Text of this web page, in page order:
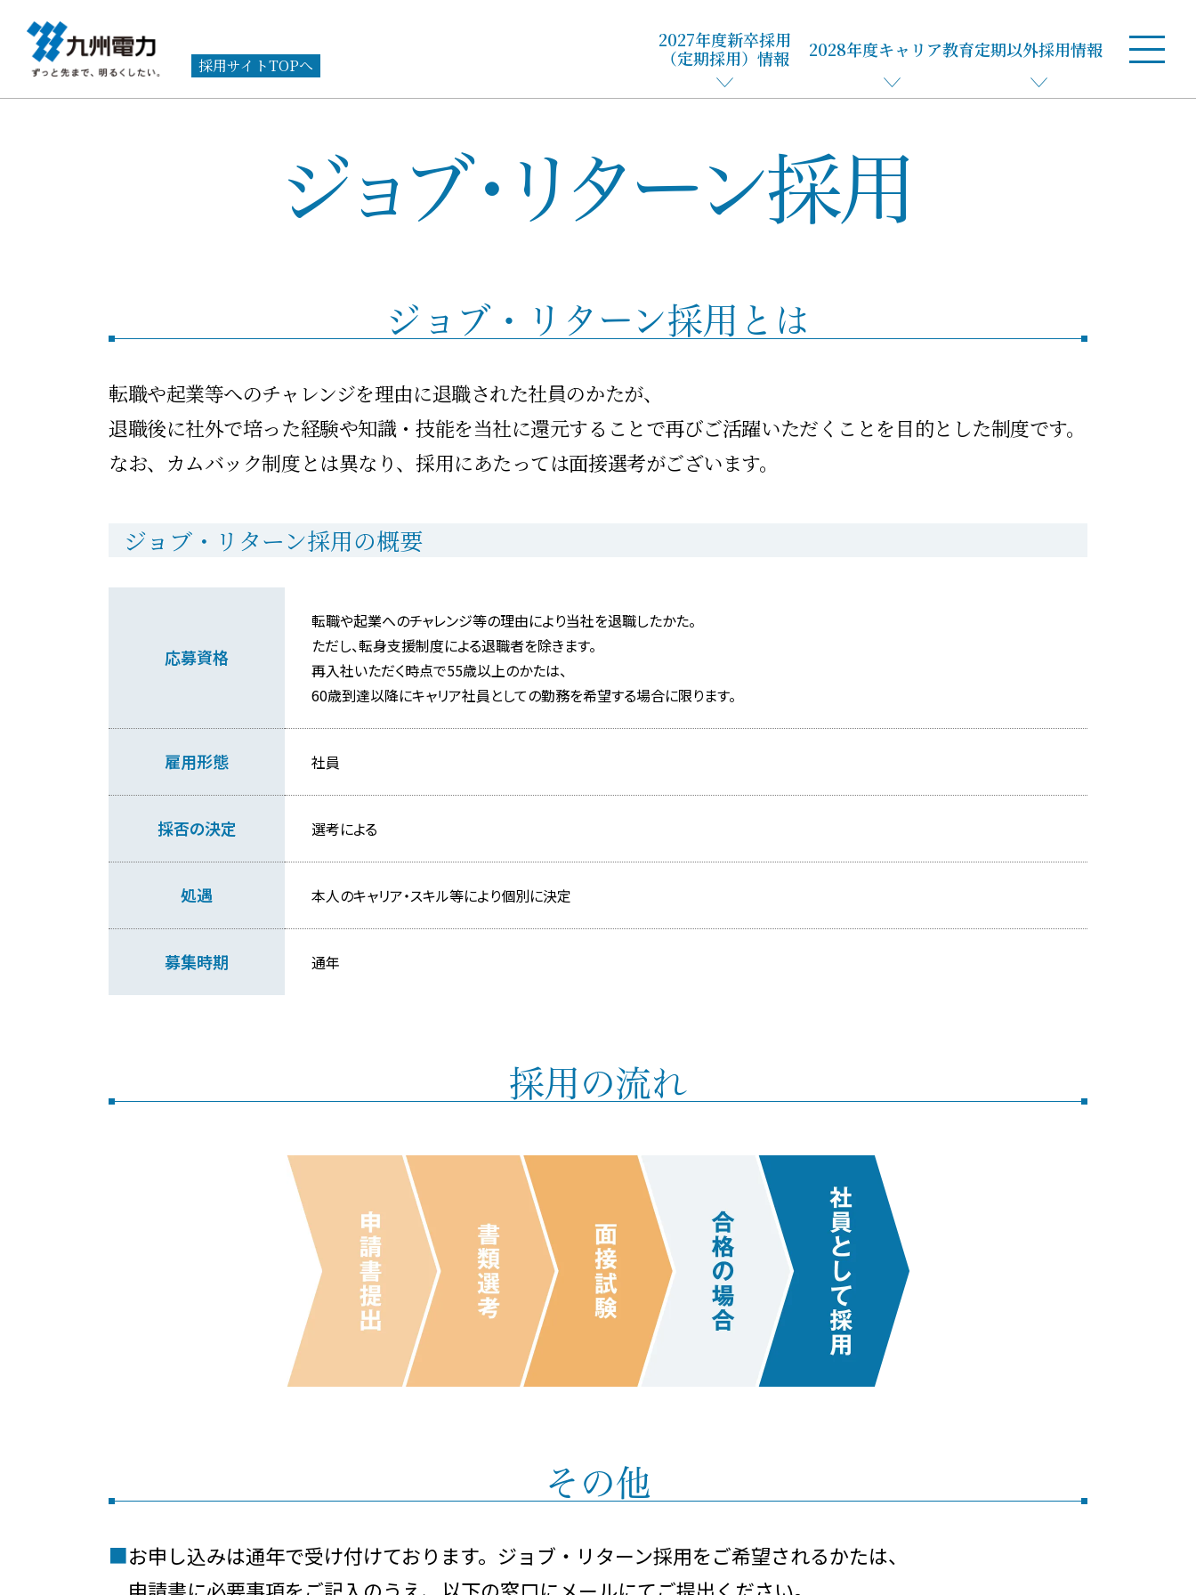
採用サイトTOPへ
2027年度新卒採用
（定期採用）情報
2028年度キャリア教育定期以外採用情報
ジョブ・リターン採用
ジョブ・リターン採用とは
転職や起業等へのチャレンジを理由に退職された社員のかたが、
退職後に社外で培った経験や知識・技能を当社に還元することで再びご活躍いただくことを目的とした制度です。
なお、カムバック制度とは異なり、採用にあたっては面接選考がございます。
ジョブ・リターン採用の概要
応募資格
転職や起業へのチャレンジ等の理由により当社を退職したかた。
ただし、転身支援制度による退職者を除きます。
再入社いただく時点で55歳以上のかたは、
60歳到達以降にキャリア社員としての勤務を希望する場合に限ります。
雇用形態 社員
採否の決定 選考による
処遇 本人のキャリア・スキル等により個別に決定
募集時期 通年
採用の流れ
その他
■お申し込みは通年で受け付けております。 ジョブ・リターン採用をご希望されるかたは、